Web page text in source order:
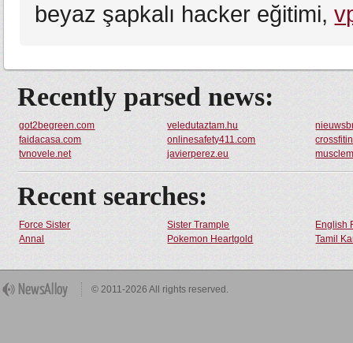
beyaz şapkalı hacker eğitimi,
Recently parsed news:
got2begreen.com veledutaztam.hu
faidacasa.com
onlinesafety411.com
tvnovele.net
javierperez.eu
Recent searches:
Force Sister Sister Trample
English
Annal
Pokemon Heartgold Tamil
© 2011-2026 All rights reserved.